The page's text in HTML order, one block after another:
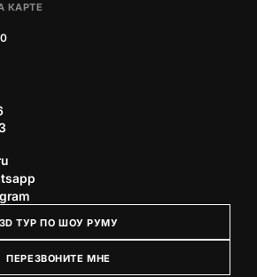
КАРТЕ
3D ТУР ПО ШОУ РУМУ
ПЕРЕЗВОНИТЕ МНЕ